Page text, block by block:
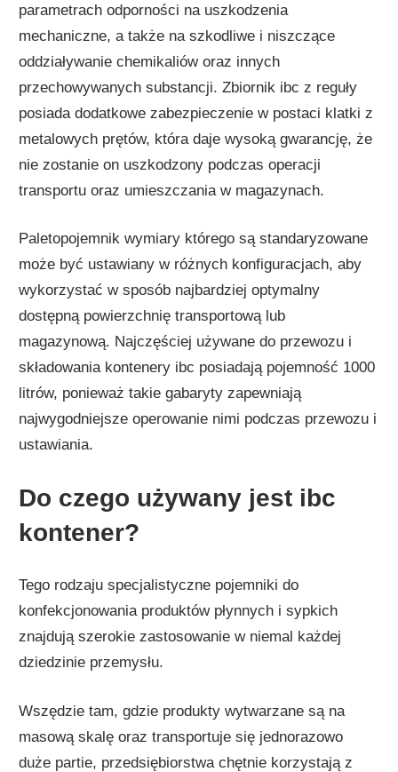
parametrach odporności na uszkodzenia
mechaniczne, a także na szkodliwe i niszczące
oddziaływanie chemikaliów oraz innych
przechowywanych substancji. Zbiornik ibc z reguły
posiada dodatkowe zabezpieczenie w postaci klatki z
metalowych prętów, która daje wysoką gwarancję, że
nie zostanie on uszkodzony podczas operacji
transportu oraz umieszczania w magazynach.
Paletopojemnik wymiary którego są standaryzowane
może być ustawiany w różnych konfiguracjach, aby
wykorzystać w sposób najbardziej optymalny
dostępną powierzchnię transportową lub
magazynową. Najczęściej używane do przewozu i
składowania kontenery ibc posiadają pojemność 1000
litrów, ponieważ takie gabaryty zapewniają
najwygodniejsze operowanie nimi podczas przewozu i
ustawiania.
Do czego używany jest ibc
kontener?
Tego rodzaju specjalistyczne pojemniki do
konfekcjonowania produktów płynnych i sypkich
znajdują szerokie zastosowanie w niemal każdej
dziedzinie przemysłu.
Wszędzie tam, gdzie produkty wytwarzane są na
masową skalę oraz transportuje się jednorazowo
duże partie, przedsiębiorstwa chętnie korzystają z